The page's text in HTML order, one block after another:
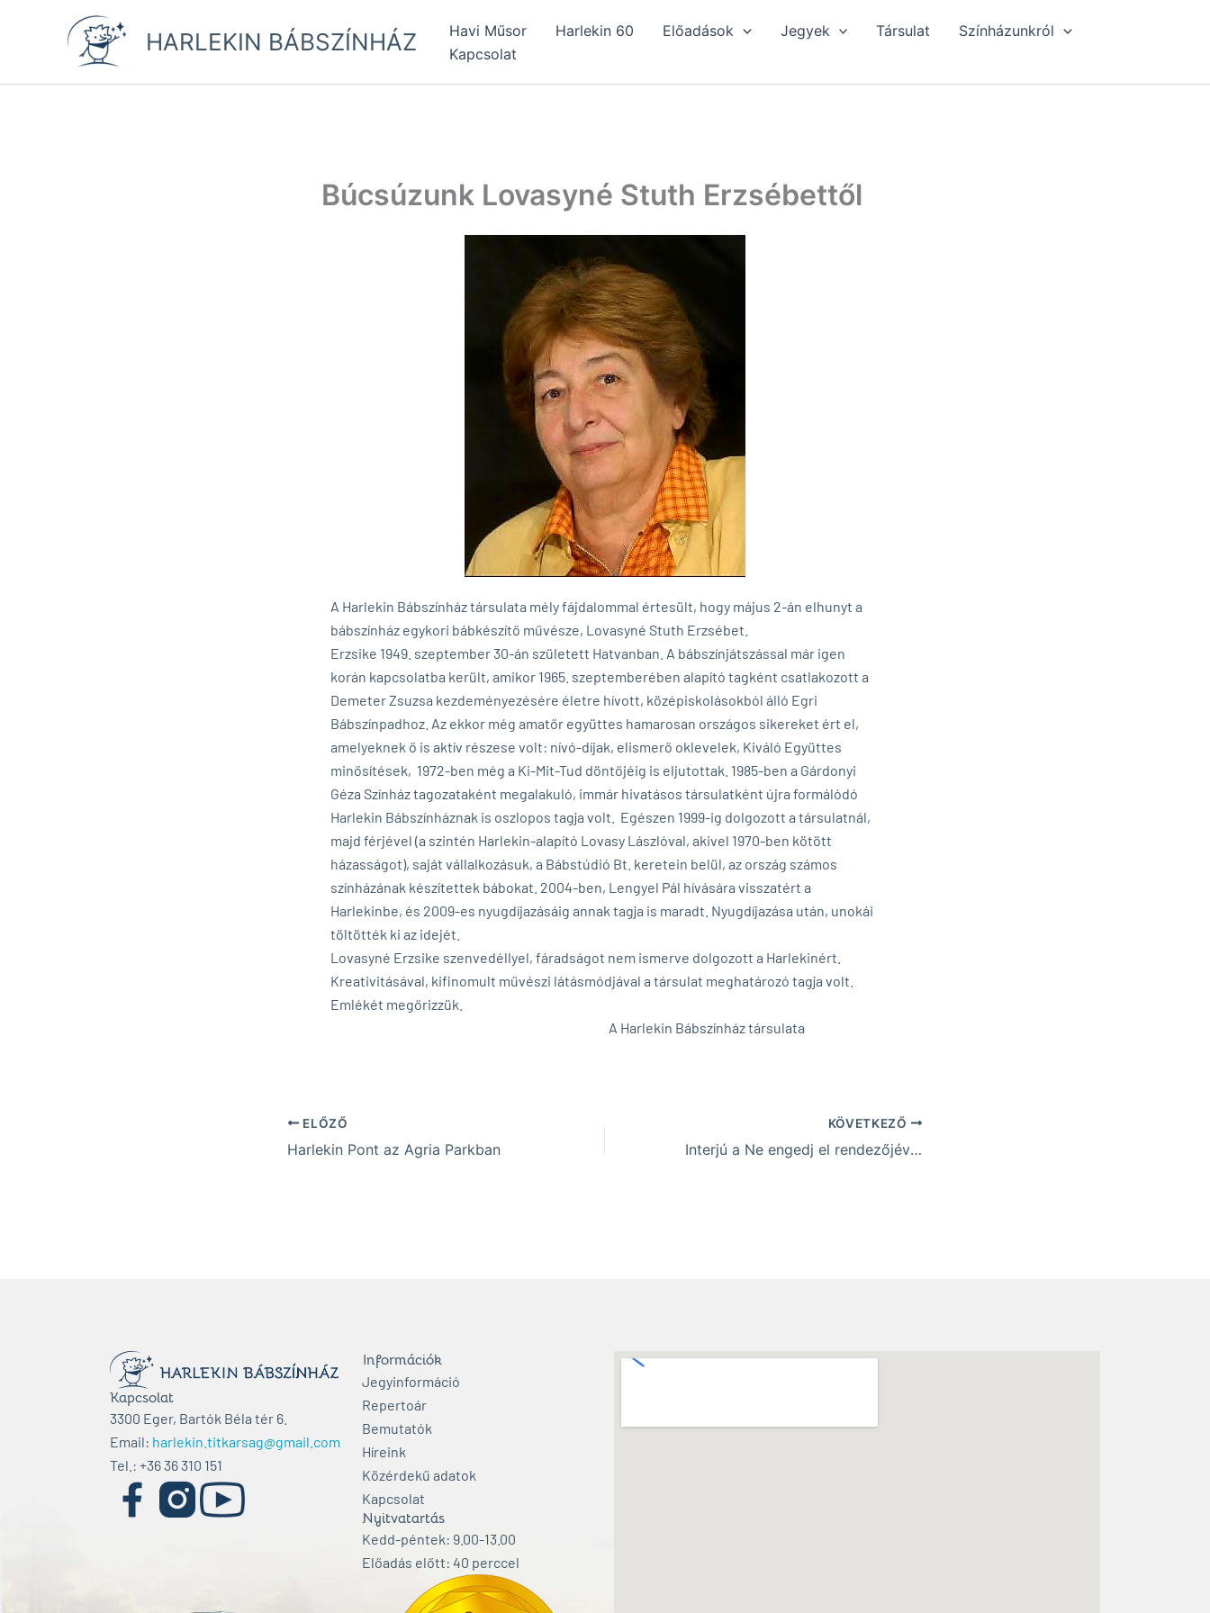
HARLEKIN BÁBSZÍNHÁZ Havi Műsor Harlekin 60 Előadások Jegyek Társulat
Színházunkról
Kapcsolat
Búcsúzunk Lovasyné Stuth Erzsébettől
A Harlekin Bábszínház társulata mély fájdalommal értesült, hogy május 2-án elhunyt a
bábszínház egykori bábkészítő művésze, Lovasyné Stuth Erzsébet.
Erzsike 1949. szeptember 30-án született Hatvanban. A bábszínjátszással már igen
korán kapcsolatba került, amikor 1965. szeptemberében alapító tagként csatlakozott a
Demeter Zsuzsa kezdeményezésére életre hívott, középiskolásokból álló Egri
Bábszínpadhoz. Az ekkor még amatőr együttes hamarosan országos sikereket ért el,
amelyeknek ő is aktív részese volt: nívó-díjak, elismerő oklevelek, Kiváló Együttes
minősítések, 1972-ben még a Ki-Mit-Tud döntőjéig is eljutottak. 1985-ben a Gárdonyi
Géza Színház tagozataként megalakuló, immár hivatásos társulatként újra formálódó
Harlekin Bábszínháznak is oszlopos tagja volt. Egészen 1999-ig dolgozott a társulatnál,
majd férjével (a szintén Harlekin-alapító Lovasy Lászlóval, akivel 1970-ben kötött
házasságot), saját vállalkozásuk, a Bábstúdió Bt. keretein belül, az ország számos
színházának készítettek bábokat. 2004-ben, Lengyel Pál hívására visszatért a
Harlekinbe, és 2009-es nyugdíjazásáig annak tagja is maradt. Nyugdíjazása után, unokái
töltötték ki az idejét.
Lovasyné Erzsike szenvedéllyel, fáradságot nem ismerve dolgozott a Harlekinért.
Kreativitásával, kifinomult művészi látásmódjával a társulat meghatározó tagja volt.
Emlékét megőrizzük.
A Harlekin Bábszínház társulata
ELŐZŐ
Harlekin Pont az Agria Parkban
KÖVETKEZŐ
Interjú a Ne engedj el rendezőjével, Fodor Orsolyával
Kapcsolat
3300 Eger, Bartók Béla tér 6.
Email: harlekin.titkarsag@gmail.com
Tel.: +36 36 310 151
Információk
Jegyinformáció
Repertoár
Bemutatók
Híreink
Közérdekű adatok
Kapcsolat
Nyitvatartás
Kedd-péntek: 9.00-13.00
Előadás előtt: 40 perccel